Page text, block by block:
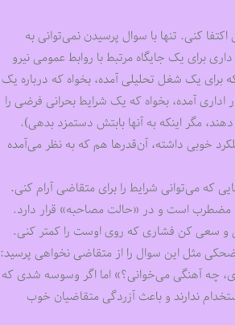
کنی. تنها با سوال پرسیدن نمی‌توانی به
برای یک جایگاه مرتبط با روابط عمومی نیرو
برای یک شغل تحلیلی آمده، بخواه که درباره یک
آمده، بخواه که یک شرایط بحرانی فرضی را
دهند، مگر اینکه به آنها بابتش دستمزد بدهی).
خوبی داشته، آن‌قدرها هم که به نظر می‌آمده
می‌توانی شرایط را برای متقاضی آرام کنی.
مضطرب است و در «حالت مصاحبه» قرار دارد.
و سعی کن فشاری که روی اوست را کمتر کنی.
مثل این سوال را از متقاضی نخواهی پرسید:
چه آهنگی می‌خوانی؟» اما اگر وسوسه شدی که
ندارند و باعث آزردگی متقاضیان خوب